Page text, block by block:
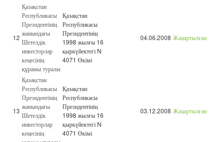
12
Қазақстан
Республикасы
Президентінің
жанындағы
Шетелдік
инвесторлар
кеңесінің
құрамы туралы
Қазақстан
Республикасы
Президентінің
1998 жылғы 16
қыркүйектегі N
4071 Өкімі
04.06.2008 Жаңартылған
13
Қазақстан
Республикасы
Президентінің
жанындағы
Шетелдік
инвесторлар
кеңесінің
Қазақстан
Республикасы
Президентінің
1998 жылғы 16
қыркүйектегі N
4071 Өкімі
03.12.2008 Жаңартылған